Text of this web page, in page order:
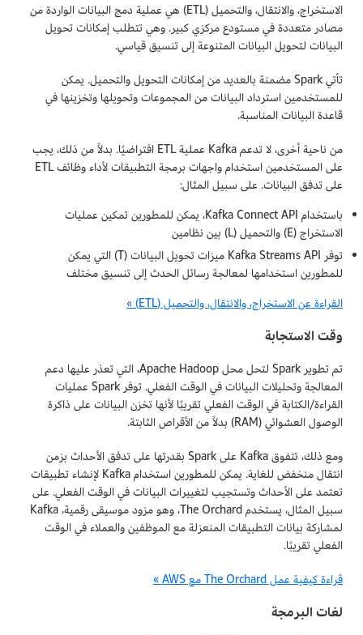
الاستخراج، والانتقال، والتحميل (ETL) هي عملية دمج البيانات الواردة من
مصادر متعددة في مستودع مركزي كبير. وهي تتطلب إمكانات تحويل
البيانات لتحويل البيانات المتنوعة إلى تنسيق قياسي.
تأتي Spark مضمنة بالعديد من إمكانات التحويل والتحميل. يمكن
للمستخدمين استرداد البيانات من المجموعات وتحويلها وتخزينها في
قاعدة البيانات المناسبة.
من ناحية أخرى، لا تدعم Kafka عملية ETL افتراضيًا. بدلاً من ذلك، يجب
على المستخدمين استخدام واجهات برمجة التطبيقات لأداء وظائف ETL
على تدفق البيانات. على سبيل المثال:
باستخدام Kafka Connect API، يمكن للمطورين تمكين عمليات
الاستخراج (E) والتحميل (L) بين نظامين
توفر Kafka Streams API ميزات تحويل البيانات (T) التي يمكن
للمطورين استخدامها لمعالجة رسائل الحدث إلى تنسيق مختلف
القراءة عن الاستخراج، والانتقال، والتحميل (ETL) »
وقت الاستجابة
تم تطوير Spark لتحل محل Apache Hadoop، التي تعذر عليها دعم
المعالجة وتحليلات البيانات في الوقت الفعلي. توفر Spark عمليات
القراءة/الكتابة في الوقت الفعلي تقريبًا لأنها تخزن البيانات على ذاكرة
الوصول العشوائي (RAM) بدلاً من الأقراص الثابتة.
ومع ذلك، تتفوق Kafka على Spark بقدرتها على تدفق الأحداث بزمن
انتقال منخفض للغاية. يمكن للمطورين استخدام Kafka لإنشاء تطبيقات
تعتمد على الأحداث وتستجيب لتغييرات البيانات في الوقت الفعلي. على
سبيل المثال، يستخدم The Orchard، وهو مزود موسيقى رقمية، Kafka
لمشاركة بيانات التطبيقات المنعزلة مع الموظفين والعملاء في الوقت
الفعلي تقريبًا.
قراءة كيفية عمل The Orchard مع AWS »
لغات البرمجة